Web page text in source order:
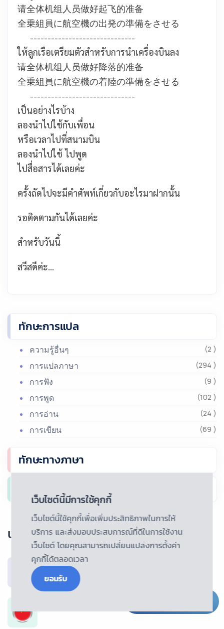
请全体机组人员做好起飞的准备
全乗組員に航空機の出発の準備をさせる
------------------------------
ให้ลูกเรือเตรียมตัวสำหรับการนำเครื่องบินลง
请全体机组人员做好降落的准备
全乗組員に航空機の着陸の準備をさせる
------------------------------
เป็นอย่างไรบ้าง
ลองนำไปใช้กับเพื่อน
หรือเวลาไปที่สนามบิน
ลองนำไปใช้ ไปพูด
ไปสื่อสารได้เลยค่ะ
ครั้งถัดไปจะมีคำศัพท์เกี่ยวกับอะไรมาฝากนั้น
รอติดตามกันได้เลยค่ะ
สำหรับวันนี้
สวีสดีค่ะ...
ทักษะการแปล
ความรู้อื่นๆ (2 )
การแปลภาษา (294 )
การฟัง (9 )
การพูด (102 )
การอ่าน (24 )
การเขียน (69 )
ทักษะทางภาษา
ประเภทความรู้
บริการแปลแนะนำ
บริการรับแปลภาษาอังกฤษ ราคาเริ่มต้น 150฿
เว็บไซต์นี้มีการใช้คุกกี้
เว็บไซต์นี้ใช้คุกกี้เพื่อเพิ่มประสิทธิภาพในการให้
บริการ และส่งมอบประสบการณ์ที่ดีในการใช้งาน
เว็บไซต์ โดยคุณสามารถเปลี่ยนแปลงการตั้งค่า
คุกกี้ได้ตลอดเวลา
ยอมรับ